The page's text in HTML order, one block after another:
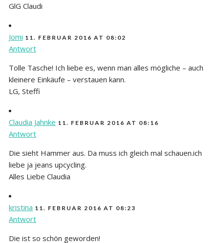
GlG Claudi
Jomi 11. FEBRUAR 2016 AT 08:02
Antwort
Tolle Tasche! Ich liebe es, wenn man alles mögliche – auch
kleinere Einkäufe – verstauen kann.
LG, Steffi
Claudia Jahnke 11. FEBRUAR 2016 AT 08:16
Antwort
Die sieht Hammer aus. Da muss ich gleich mal schauen.ich
liebe ja jeans upcycling.
Alles Liebe Claudia
kristina 11. FEBRUAR 2016 AT 08:23
Antwort
Die ist so schön geworden!